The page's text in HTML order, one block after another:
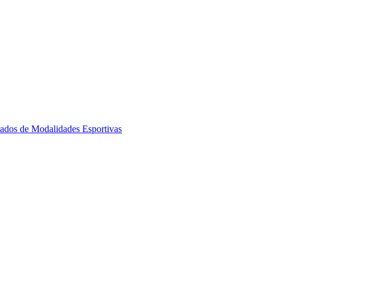
de Modalidades Esportivas